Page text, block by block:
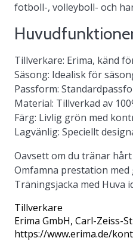
fotboll-, volleyboll- och
Tillverkare: Erima, känd
Säsong: Idealisk för
Passform:
Material: Tillverkad av
Färg: Livlig grön med
Lagvänlig: Speciellt
Oavsett om du tränar
Omfamna prestation med
Träningsjacka med Huva
Tillverkare
Erima GmbH, Carl-Zeiss-
https://www.erima.de/